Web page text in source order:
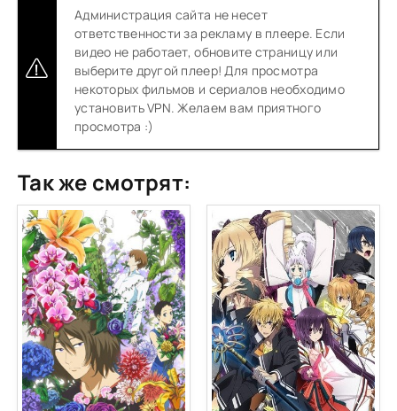
Администрация сайта не несет
ответственности за рекламу в плеере. Если
видео не работает, обновите страницу или
выберите другой плеер! Для просмотра
некоторых фильмов и сериалов необходимо
установить VPN. Желаем вам приятного
просмотра :)
Так же смотрят: